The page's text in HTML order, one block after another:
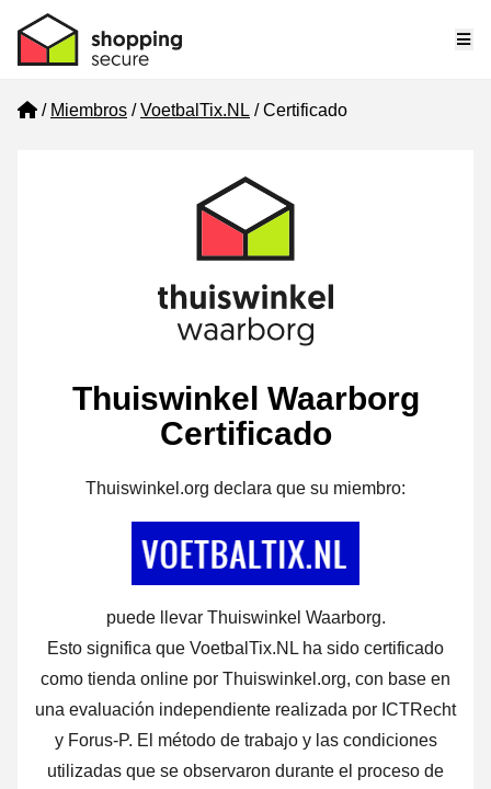
Home
Miembros VoetbalTix.NL Certificado
Thuiswinkel Waarborg
Certificado
Thuiswinkel.org declara que su miembro:
puede llevar Thuiswinkel Waarborg.
Esto significa que VoetbalTix.NL ha sido certificado
como tienda online por Thuiswinkel.org, con base en
una evaluación independiente realizada por ICTRecht
y Forus-P. El método de trabajo y las condiciones
utilizadas que se observaron durante el proceso de